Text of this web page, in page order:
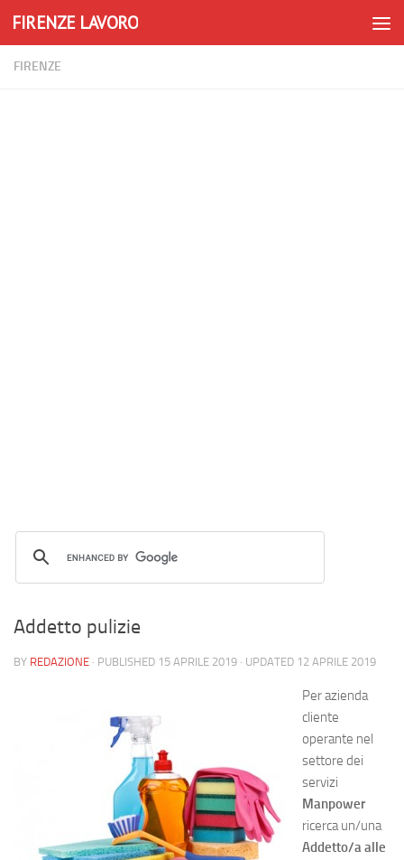
Skip to content
FIRENZE LAVORO
FIRENZE
Addetto pulizie
BY REDAZIONE · PUBLISHED 15 APRILE 2019 · UPDATED 12 APRILE 2019
Per azienda
cliente
operante nel
settore dei
servizi
Manpower
ricerca un/una
Addetto/a alle